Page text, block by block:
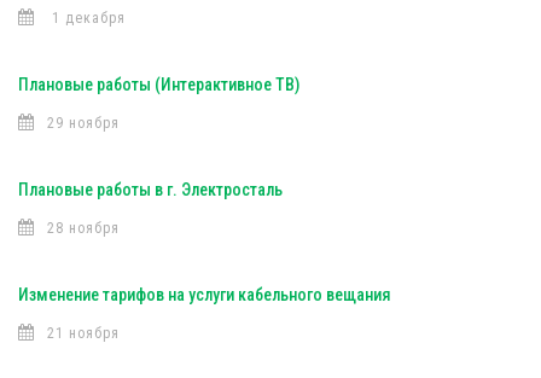
1 декабря
Плановые работы (Интерактивное ТВ)
29 ноября
Плановые работы в г. Электросталь
28 ноября
Изменение тарифов на услуги кабельного вещания
21 ноября